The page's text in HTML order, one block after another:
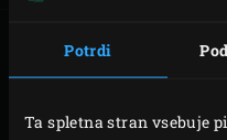
Potrdi
Ta spletna stran vsebuje